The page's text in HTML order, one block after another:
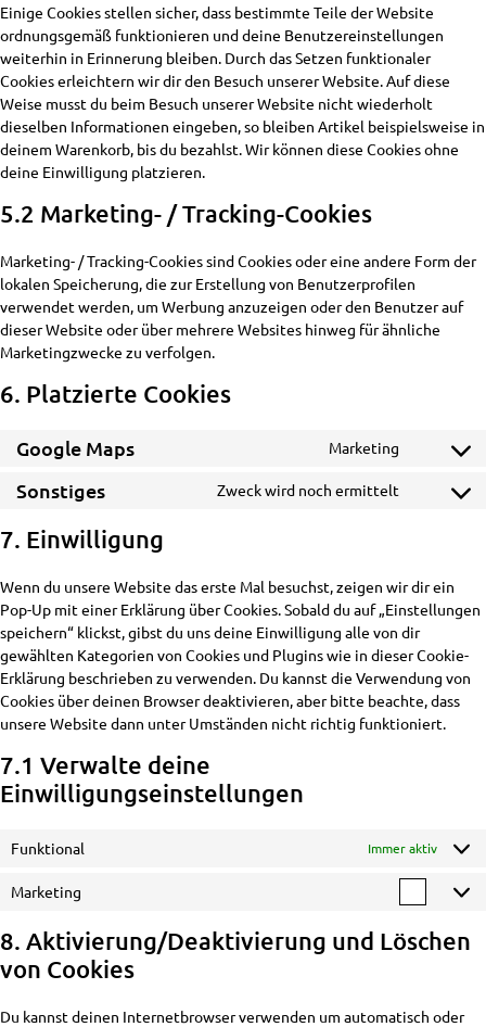
Einige Cookies stellen sicher, dass bestimmte Teile der Website
ordnungsgemäß funktionieren und deine Benutzereinstellungen
weiterhin in Erinnerung bleiben. Durch das Setzen funktionaler
Cookies erleichtern wir dir den Besuch unserer Website. Auf diese
Weise musst du beim Besuch unserer Website nicht wiederholt
dieselben Informationen eingeben, so bleiben Artikel beispielsweise in
deinem Warenkorb, bis du bezahlst. Wir können diese Cookies ohne
deine Einwilligung platzieren.
5.2 Marketing- / Tracking-Cookies
Marketing- / Tracking-Cookies sind Cookies oder eine andere Form der
lokalen Speicherung, die zur Erstellung von Benutzerprofilen
verwendet werden, um Werbung anzuzeigen oder den Benutzer auf
dieser Website oder über mehrere Websites hinweg für ähnliche
Marketingzwecke zu verfolgen.
6. Platzierte Cookies
Google Maps Marketing
Consent
Sonstiges Zweck wird noch ermittelt
Consent
7. Einwilligung
Wenn du unsere Website das erste Mal besuchst, zeigen wir dir ein
Pop-Up mit einer Erklärung über Cookies. Sobald du auf „Einstellungen
speichern“ klickst, gibst du uns deine Einwilligung alle von dir
gewählten Kategorien von Cookies und Plugins wie in dieser Cookie-
Erklärung beschrieben zu verwenden. Du kannst die Verwendung von
Cookies über deinen Browser deaktivieren, aber bitte beachte, dass
unsere Website dann unter Umständen nicht richtig funktioniert.
7.1 Verwalte deine
Einwilligungseinstellungen
Funktional Immer aktiv
Marketing
8. Aktivierung/Deaktivierung und Löschen
von Cookies
Du kannst deinen Internetbrowser verwenden um automatisch oder